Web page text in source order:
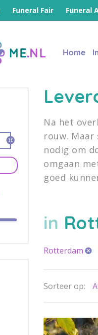
Funeral Fair Funeral
Home
Na het
rouw.
nodig om
omgaan
goed
in
Rotterdam
Sorteer op: